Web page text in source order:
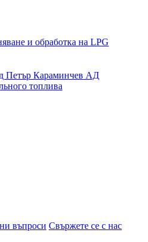
и обработка на LPG
Петър Караминчев АД
топлива
въпроси Свържете се с нас